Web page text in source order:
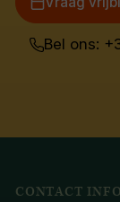
Bel ons:
CONTACT INFO